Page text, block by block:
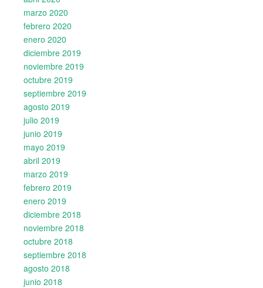
marzo 2020
febrero 2020
enero 2020
diciembre 2019
noviembre 2019
octubre 2019
septiembre 2019
agosto 2019
julio 2019
junio 2019
mayo 2019
abril 2019
marzo 2019
febrero 2019
enero 2019
diciembre 2018
noviembre 2018
octubre 2018
septiembre 2018
agosto 2018
junio 2018